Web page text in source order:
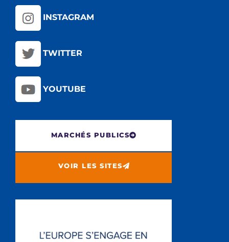
INSTAGRAM
TWITTER
YOUTUBE
MARCHÉS PUBLICS
VOIR LES SITES